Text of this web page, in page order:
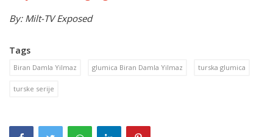
By: Milt-TV Exposed
Tags
Biran Damla Yilmaz glumica Biran Damla Yilmaz turska glumica
turske serije